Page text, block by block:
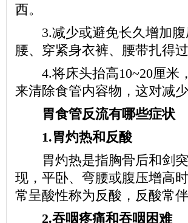
西。
3.减少或避免长久增加腹
腰、穿紧身衣裤、腰带扎得过
4.将床头抬高10~20厘米
来清除食管内容物，这对减
胃食管反流有哪些症状
1.胃灼热和反酸
胃灼热是指胸骨后和剑突
现，平卧、弯腰或腹压增高
常呈酸性称为反酸，反酸常
2.吞咽疼痛和吞咽困难